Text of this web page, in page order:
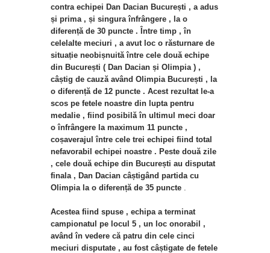
contra echipei Dan Dacian București , a adus
și prima , și singura înfrângere , la o
diferență de 30 puncte . Între timp , în
celelalte meciuri , a avut loc o răsturnare de
situație neobișnuită între cele două echipe
din București ( Dan Dacian și Olimpia ) ,
câștig de cauză având Olimpia București , la
o diferență de 12 puncte . Acest rezultat le-a
scos pe fetele noastre din lupta pentru
medalie , fiind posibilă în ultimul meci doar
o înfrângere la maximum 11 puncte ,
coșaverajul între cele trei echipei fiind total
nefavorabil echipei noastre . Peste două zile
, cele două echipe din București au disputat
finala , Dan Dacian câștigând partida cu
Olimpia la o diferență de 35 puncte
Acestea fiind spuse , echipa a terminat
campionatul pe locul 5 , un loc onorabil ,
având în vedere că patru din cele cinci
meciuri disputate , au fost câștigate de fetele